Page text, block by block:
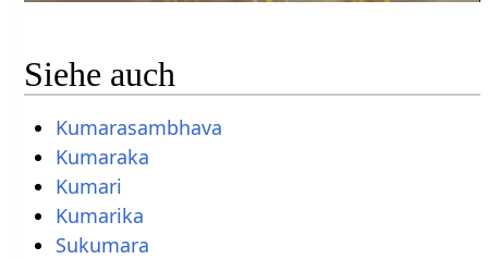
Siehe auch
Kumarasambhava
Kumaraka
Kumari
Kumarika
Sukumara